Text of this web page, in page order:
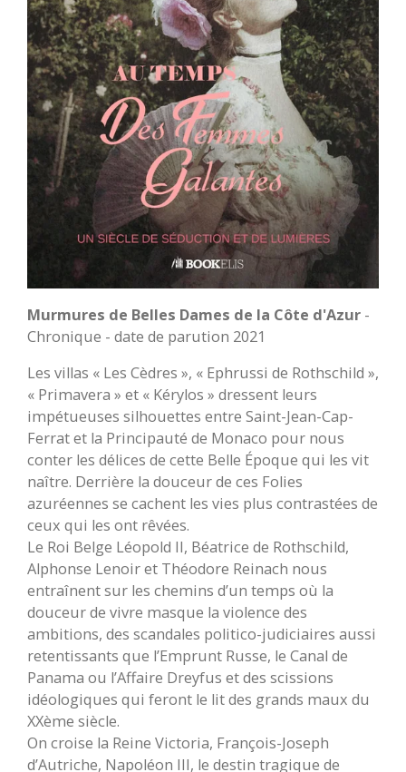
Murmures de Belles Dames de la Côte d'Azur -
Chronique - date de parution 2021
Les villas « Les Cèdres », « Ephrussi de Rothschild »,
« Primavera » et « Kérylos » dressent leurs
impétueuses silhouettes entre Saint-Jean-Cap-
Ferrat et la Principauté de Monaco pour nous
conter les délices de cette Belle Époque qui les vit
naître. Derrière la douceur de ces Folies
azuréennes se cachent les vies plus contrastées de
ceux qui les ont rêvées.
Le Roi Belge Léopold II, Béatrice de Rothschild,
Alphonse Lenoir et Théodore Reinach nous
entraînent sur les chemins d’un temps où la
douceur de vivre masque la violence des
ambitions, des scandales politico-judiciaires aussi
retentissants que l’Emprunt Russe, le Canal de
Panama ou l’Affaire Dreyfus et des scissions
idéologiques qui feront le lit des grands maux du
XXème siècle.
On croise la Reine Victoria, François-Joseph
d’Autriche, Napoléon III, le destin tragique de